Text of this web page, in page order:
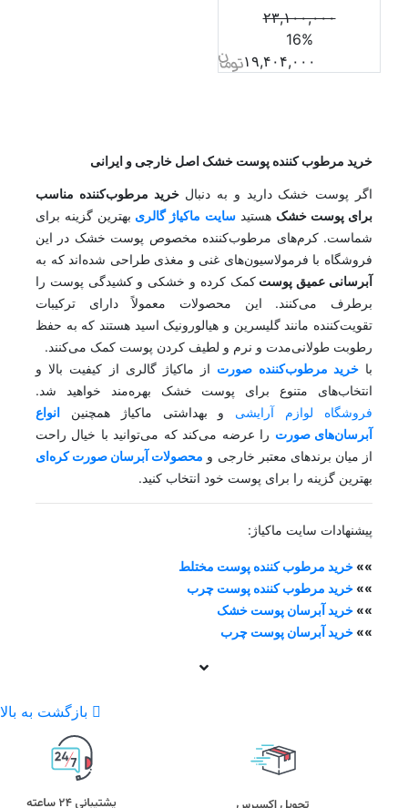
۲۳,۱۰۰,۰۰۰
16%
۱۹,۴۰۴,۰۰۰
خرید مرطوب کننده پوست خشک اصل خارجی و ایرانی
اگر پوست خشک دارید و به دنبالخرید مرطوب‌کننده مناسب
برای پوست خشک هستیدسایت ماکیاژ گالری بهترین گزینه برای
شماست. کرم‌های مرطوب‌کننده مخصوص پوست خشک در این
فروشگاه با فرمولاسیون‌های غنی و مغذی طراحی شده‌اند که به
آبرسانی عمیق پوستکمک کرده و خشکی و کشیدگی پوست را
برطرف می‌کنند. این محصولات معمولاً دارای ترکیبات
تقویت‌کننده مانند گلیسرین و هیالورونیک اسید هستند که به حفظ
رطوبت طولانی‌مدت و نرم و لطیف کردن پوست کمک می‌کنند.
باخرید مرطوب‌کننده صورت از ماکیاژ گالری از کیفیت بالا و
انتخاب‌های متنوع برای پوست خشک بهره‌مند خواهید شد.
فروشگاه لوازم آرایشی و بهداشتی ماکیاژ همچنین انواع
آبرسان‌های صورت را عرضه می‌کند که می‌توانید با خیال راحت
از میان برندهای معتبر خارجی و محصولات آبرسان صورت کره‌ای
بهترین گزینه را برای پوست خود انتخاب کنید.
پیشنهادات سایت ماکیاژ:
»» خرید مرطوب کننده پوست مختلط
»» خرید مرطوب کننده پوست چرب
»» خرید آبرسان پوست خشک
»» خرید آبرسان پوست چرب
بازگشت به بالا